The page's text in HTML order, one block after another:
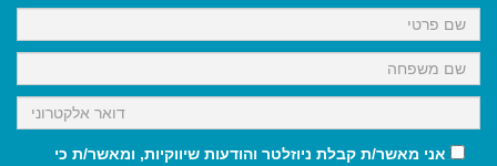
k
p
m
אני מאשר/ת קבלת ניוזלטר והודעות שיווקיות, ומאשר/ת כי